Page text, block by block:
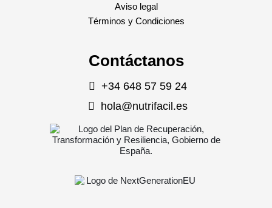
Aviso legal
Términos y Condiciones
Contáctanos
+34 648 57 59 24
hola@nutrifacil.es